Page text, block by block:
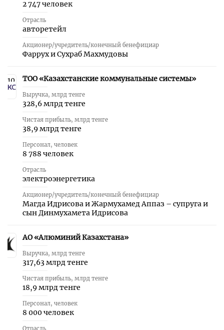
2 747 человек
Отрасль
авторетейл
Акционер/учредитель/конечный бенефициар
Фаррух и Сухраб Махмудовы
10 ТОО «Казахстанские коммунальные системы»
Выручка, млрд тенге
328,6 млрд тенге
Чистая прибыль, млрд тенге
38,9 млрд тенге
Персонал, человек
8 788 человек
Отрасль
электроэнергетика
Акционер/учредитель/конечный бенефициар
Магда Идрисова и Жармухамед Аппаз – супруга и
сын Динмухамета Идрисова
11 АО «Алюминий Казахстана»
Выручка, млрд тенге
317,63 млрд тенге
Чистая прибыль, млрд тенге
18,9 млрд тенге
Персонал, человек
8 000 человек
Отрасль